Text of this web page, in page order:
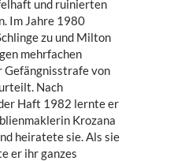
und ruinierten
Im Jahre 1980
zu und Milton
mehrfachen
Gefängnisstrafe von
Nach
Haft 1982 lernte er
Krozana
heiratete sie. Als sie
er ihr ganzes